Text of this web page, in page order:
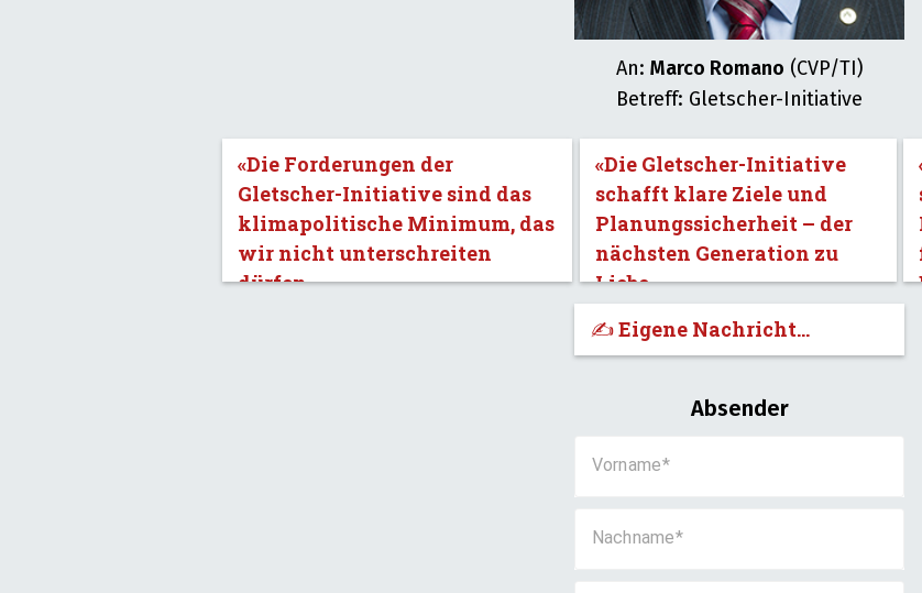
An: Marco Romano (CVP/TI)
Betreff: Gletscher-Initiative
«Die Forderungen der
Gletscher-Initiative sind das
klimapolitische Minimum, das
wir nicht unterschreiten
dürfen.»
«Die Gletscher-Initiative
schafft klare Ziele und
Planungssicherheit – der
nächsten Generation zu
Liebe.»
✍️ Eigene Nachricht...
Absender
Vorname
Nachname